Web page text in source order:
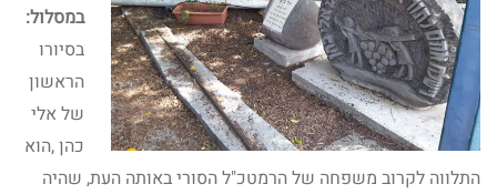
במסלול:
בסיורו
הראשון
של אלי
כהן ,הוא
התלווה לקרוב משפחה של הרמטכ"ל הסורי באותה העת, שהיה